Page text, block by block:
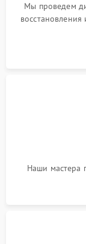
Мы проведем
Наши мастера